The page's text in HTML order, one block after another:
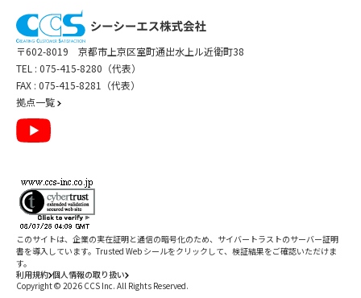
〒602-8019 京都市上京区室町通出水上ル近衛町38
TEL : 075-415-8280（代表）
FAX : 075-415-8281（代表）
拠点一覧
利用規約 個人情報の取り扱い
Copyright © 2026 CCS Inc. All Rights Reserved.
このサイトは、企業の実在証明と通信の暗号化のため、サイバートラストのサーバー証明
書を導入しています。Trusted Web シールをクリックして、検証結果をご確認いただけま
す。